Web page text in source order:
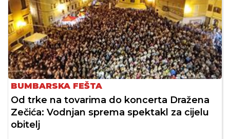
BUMBARSKA FEŠTA
Od trke na tovarima do koncerta Dražena
Zečića: Vodnjan sprema spektakl za cijelu
obitelj